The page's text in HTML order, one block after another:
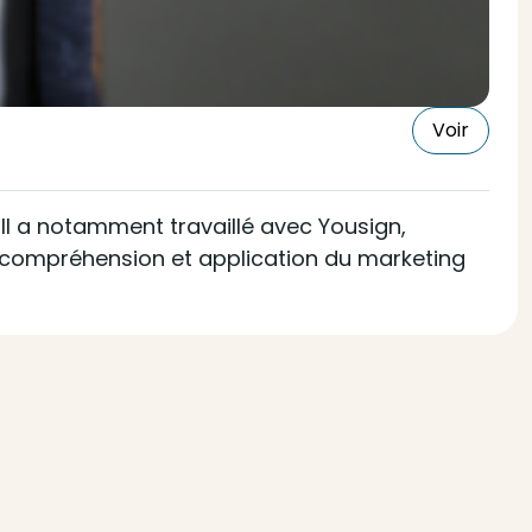
Voir
a notamment travaillé avec Yousign,
compréhension et application du marketing